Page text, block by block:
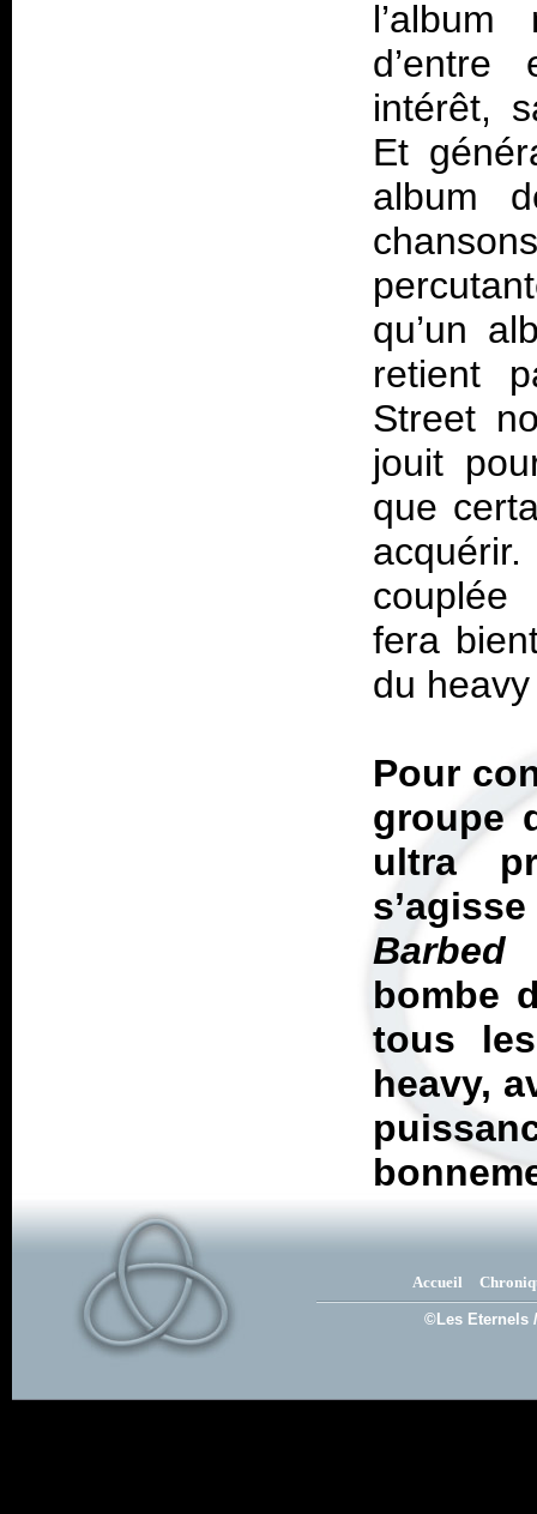
d’entre
intérêt,
Et
album
qu’un
retient
Street
jouit
que
fera
du
Pour
groupe
ultra
Barbed
bombe
tous
heavy,
Accueil
©Les Eternels